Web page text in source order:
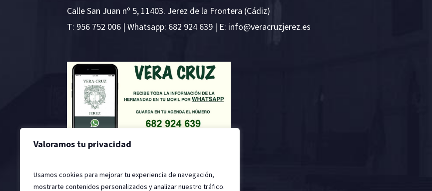
Valoramos tu privacidad
Usamos cookies para mejorar tu experiencia de navegación,
mostrarte contenidos personalizados y analizar nuestro tráfico.
Calle San Juan nº 5, 11403. Jerez de la Frontera (Cádiz)
T: 956 752 006 | Whatsapp: 682 924 639 | E: se.ze
rejzu
rcare
v@ofn
i